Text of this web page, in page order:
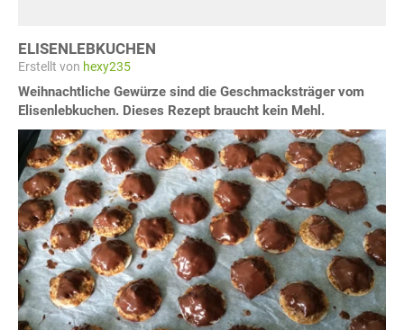
ELISENLEBKUCHEN
Erstellt von hexy235
Weihnachtliche Gewürze sind die Geschmacksträger vom
Elisenlebkuchen. Dieses Rezept braucht kein Mehl.